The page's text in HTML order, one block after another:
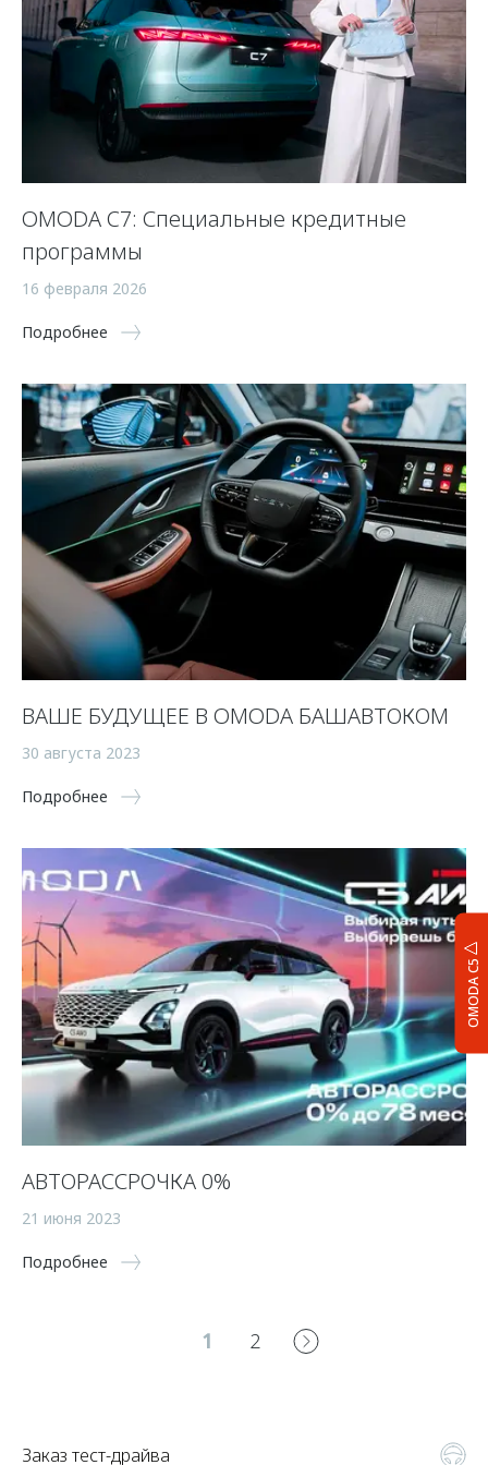
OMODA C5
OMODA C7: Специальные кредитные
программы
16 февраля 2026
Подробнее
ВАШЕ БУДУЩЕЕ В OMODA БАШАВТОКОМ
30 августа 2023
Подробнее
АВТОРАССРОЧКА 0%
21 июня 2023
Подробнее
1 2
Заказ тест-драйва